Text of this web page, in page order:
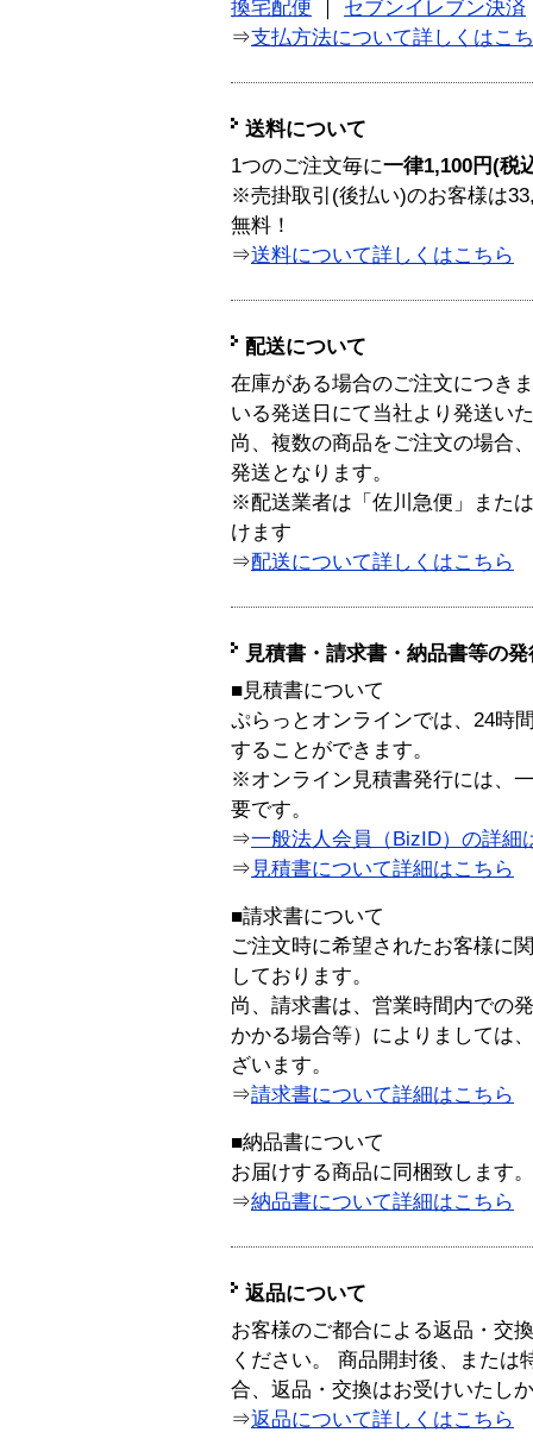
換宅配便
セブンイレブン決済
⇒支払方法について詳しくはこ
送料について
1つのご注文毎に一律1,100円(税
※売掛取引(後払い)のお客様は
無料！
⇒送料について詳しくはこちら
配送について
在庫がある場合のご注文につき
いる発送日にて当社より発送い
尚、複数の商品をご注文の場合
発送となります。
※配送業者は「佐川急便」また
けます
⇒配送について詳しくはこちら
見積書・請求書・納品書等の
■見積書について
ぷらっとオンラインでは、24時
することができます。
※オンライン見積書発行には、
要です。
⇒一般法人会員（BizID）の詳細
⇒ 見積書について詳細はこちら
■請求書について
ご注文時に希望されたお客様に
しております。
尚、請求書は、営業時間内での
かかる場合等）によりましては
ざいます。
⇒請求書について詳細はこちら
■納品書について
お届けする商品に同梱致します。
⇒納品書について詳細はこちら
返品について
お客様のご都合による返品・交
ください。 商品開封後、または
合、返品・交換はお受けいたし
⇒返品について詳しくはこちら